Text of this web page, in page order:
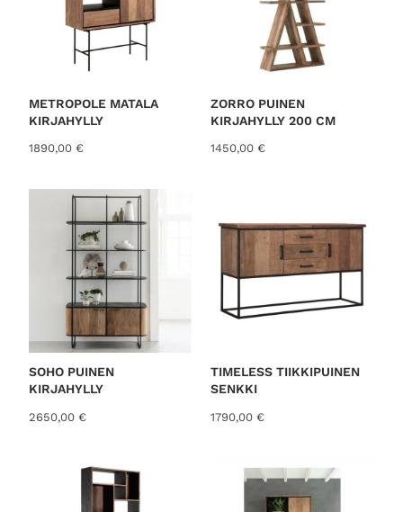
METROPOLE MATALA
KIRJAHYLLY
1890,00 €
ZORRO PUINEN
KIRJAHYLLY 200 CM
1450,00 €
SOHO PUINEN
KIRJAHYLLY
2650,00 €
TIMELESS TIIKKIPUINEN
SENKKI
1790,00 €